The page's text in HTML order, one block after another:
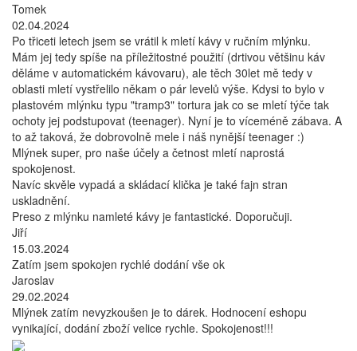
Tomek
02.04.2024
Po třiceti letech jsem se vrátil k mletí kávy v ručním mlýnku.
Mám jej tedy spíše na příležitostné použití (drtivou většinu káv
děláme v automatickém kávovaru), ale těch 30let mě tedy v
oblasti mletí vystřelilo někam o pár levelů výše. Kdysi to bylo v
plastovém mlýnku typu "tramp3" tortura jak co se mletí týče tak
ochoty jej podstupovat (teenager). Nyní je to víceméně zábava. A
to až taková, že dobrovolně mele i náš nynější teenager :)
Mlýnek super, pro naše účely a četnost mletí naprostá
spokojenost.
Navíc skvěle vypadá a skládací klička je také fajn stran
uskladnění.
Preso z mlýnku namleté kávy je fantastické. Doporučuji.
Jiří
15.03.2024
Zatím jsem spokojen rychlé dodání vše ok
Jaroslav
29.02.2024
Mlýnek zatím nevyzkoušen je to dárek. Hodnocení eshopu
vynikající, dodání zboží velice rychle. Spokojenost!!!